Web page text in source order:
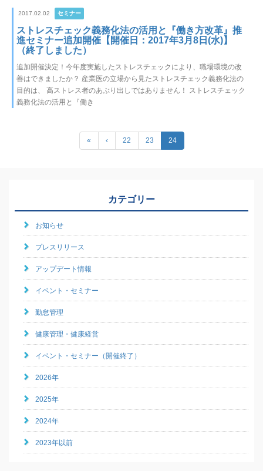
2017.02.02 セミナー
ストレスチェック義務化法の活用と『働き方改革』推
進セミナー追加開催【開催日：2017年3月8日(水)】
（終了しました）
追加開催決定！今年度実施したストレスチェックにより、職場環境の改
善はできましたか？ 産業医の立場から見たストレスチェック義務化法の
目的は、 高ストレス者のあぶり出しではありません！ ストレスチェック
義務化法の活用と『働き
« ‹ 22 23 24
カテゴリー
お知らせ
プレスリリース
アップデート情報
イベント・セミナー
勤怠管理
健康管理・健康経営
イベント・セミナー（開催終了）
2026年
2025年
2024年
2023年以前